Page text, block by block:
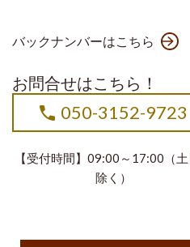
バックナンバーはこちら
お問合せはこちら！
050-3152-9723
【受付時間】09:00～17:00（
除く）